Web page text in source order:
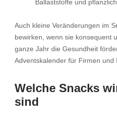
Ballaststoffe und
Auch kleine Veränderungen im
bewirken, wenn sie konsequent
ganze Jahr die Gesundheit
Adventskalender für Firmen und
Welche Snacks
sind